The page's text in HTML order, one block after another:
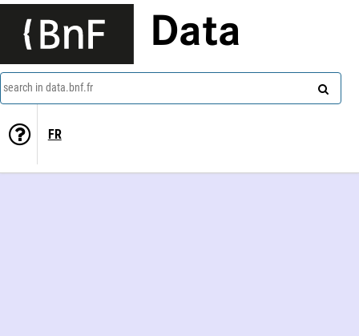
Data
search in data.bnf.fr
FR